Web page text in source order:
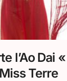
l’Ao Dai
Terre